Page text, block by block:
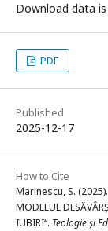
Download data
PDF
Published
2025-12-17
How to Cite
Marinescu, S. (2025).
MODELUL
IUBIRI“. Teologie și